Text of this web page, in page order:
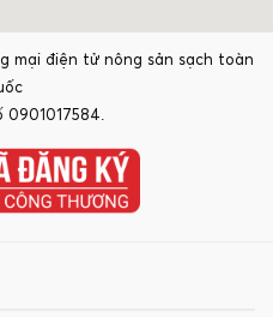
mại điện tử nông sản sạch toàn
0901017584.